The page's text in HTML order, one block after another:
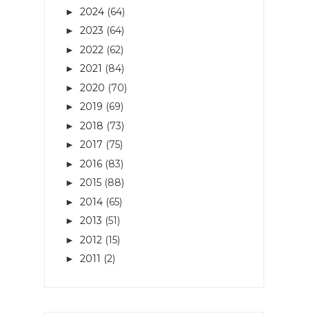
► 2024 (64)
► 2023 (64)
► 2022 (62)
► 2021 (84)
► 2020 (70)
► 2019 (69)
► 2018 (73)
► 2017 (75)
► 2016 (83)
► 2015 (88)
► 2014 (65)
► 2013 (51)
► 2012 (15)
► 2011 (2)